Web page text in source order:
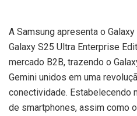
A Samsung apresenta o
Galaxy S25 Ultra Enterprise
mercado B2B, trazendo o
Gemini unidos em uma
conectividade. Estabelecendo
de smartphones, assim como